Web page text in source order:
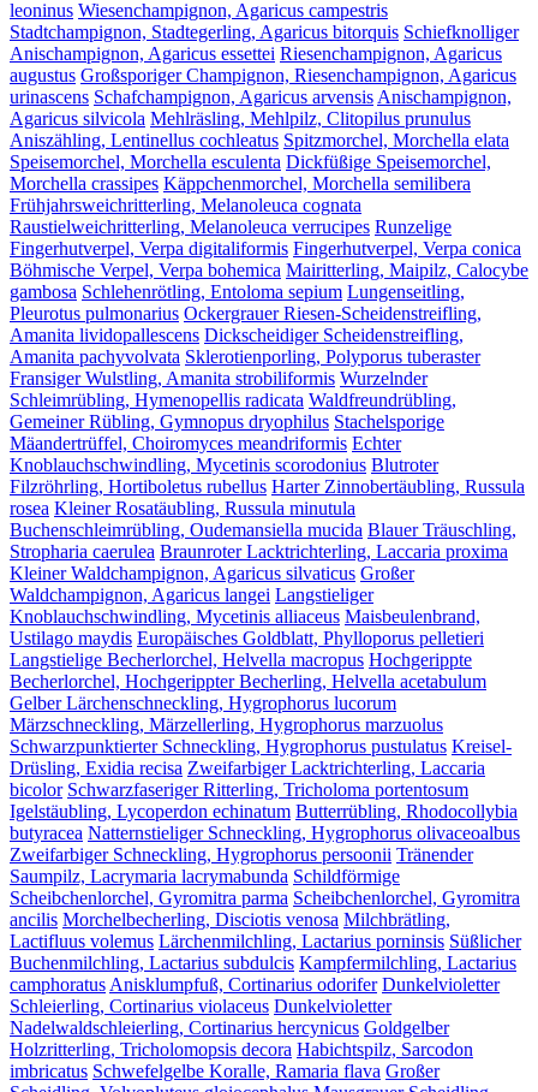
leoninus Wiesenchampignon, Agaricus campestris
Stadtchampignon, Stadtegerling, Agaricus bitorquis Schiefknolliger
Anischampignon, Agaricus essettei Riesenchampignon, Agaricus
augustus Großsporiger Champignon, Riesenchampignon, Agaricus
urinascens Schafchampignon, Agaricus arvensisAnischampignon,
Agaricus silvicola Mehlräsling, Mehlpilz, Clitopilus prunulus
Aniszähling, Lentinellus cochleatus Spitzmorchel, Morchella elata
Speisemorchel, Morchella esculenta Dickfüßige Speisemorchel,
Morchella crassipes Käppchenmorchel, Morchella semilibera
Frühjahrsweichritterling, Melanoleuca cognata
Raustielweichritterling, Melanoleuca verrucipes Runzelige
Fingerhutverpel, Verpa digitaliformis Fingerhutverpel, Verpa conica
Böhmische Verpel, Verpa bohemica Mairitterling, Maipilz, Calocybe
gambosa Schlehenrötling, Entoloma sepium Lungenseitling,
Pleurotus pulmonarius Ockergrauer Riesen-Scheidenstreifling,
Amanita lividopallescens Dickscheidiger Scheidenstreifling,
Amanita pachyvolvata Sklerotienporling, Polyporus tuberaster
Fransiger Wulstling, Amanita strobiliformis Wurzelnder
Schleimrübling, Hymenopellis radicata Waldfreundrübling,
Gemeiner Rübling, Gymnopus dryophilus Stachelsporige
Mäandertrüffel, Choiromyces meandriformis Echter
Knoblauchschwindling, Mycetinis scorodonius Blutroter
Filzröhrling, Hortiboletus rubellus Harter Zinnobertäubling, Russula
rosea Kleiner Rosatäubling, Russula minutula
Buchenschleimrübling, Oudemansiella mucida Blauer Träuschling,
Stropharia caerulea Braunroter Lacktrichterling, Laccaria proxima
Kleiner Waldchampignon, Agaricus silvaticus Großer
Waldchampignon, Agaricus langei Langstieliger
Knoblauchschwindling, Mycetinis alliaceus Maisbeulenbrand,
Ustilago maydis Europäisches Goldblatt, Phylloporus pelletieri
Langstielige Becherlorchel, Helvella macropus Hochgerippte
Becherlorchel, Hochgerippter Becherling, Helvella acetabulum
Gelber Lärchenschneckling, Hygrophorus lucorum
Märzschneckling, Märzellerling, Hygrophorus marzuolus
Schwarzpunktierter Schneckling, Hygrophorus pustulatus Kreisel-
Drüsling, Exidia recisa Zweifarbiger Lacktrichterling, Laccaria
bicolor Schwarzfaseriger Ritterling, Tricholoma portentosum
Igelstäubling, Lycoperdon echinatum Butterrübling, Rhodocollybia
butyracea Natternstieliger Schneckling, Hygrophorus olivaceoalbus
Zweifarbiger Schneckling, Hygrophorus persoonii Tränender
Saumpilz, Lacrymaria lacrymabunda Schildförmige
Scheibchenlorchel, Gyromitra parma Scheibchenlorchel, Gyromitra
ancilis Morchelbecherling, Disciotis venosa Milchbrätling,
Lactifluus volemus Lärchenmilchling, Lactarius porninsis Süßlicher
Buchenmilchling, Lactarius subdulcis Kampfermilchling, Lactarius
camphoratusAnisklumpfuß, Cortinarius odorifer Dunkelvioletter
Schleierling, Cortinarius violaceus Dunkelvioletter
Nadelwaldschleierling, Cortinarius hercynicus Goldgelber
Holzritterling, Tricholomopsis decora Habichtspilz, Sarcodon
imbricatus Schwefelgelbe Koralle, Ramaria flava Großer